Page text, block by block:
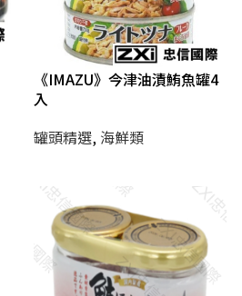
《IMAZU》今津油漬鮪魚罐4
入
罐頭精選, 海鮮類